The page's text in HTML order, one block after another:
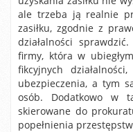
ale trzeba ją realnie
zasiłku, zgodnie z
działalności
firmy, która w
fikcyjnych
ubezpieczenia, a tym
osób. Dodatkowo w
skierowane do
popełnienia